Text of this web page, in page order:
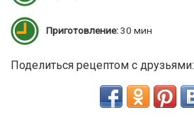
Приготовление:30 мин
Поделиться рецептом с друзьями: